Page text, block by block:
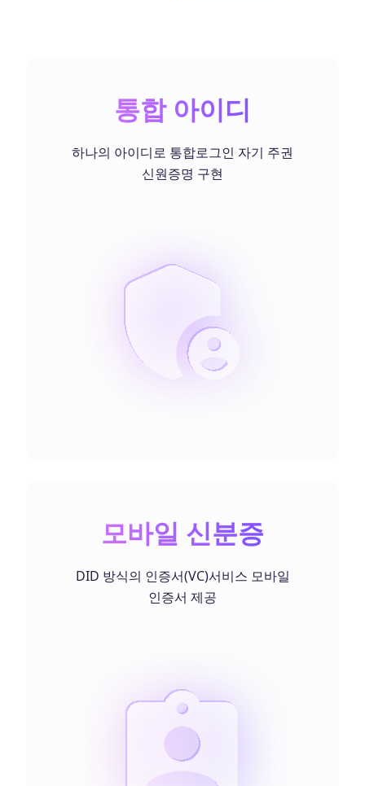
통합 아이디
하나의 아이디로 통합로그인 자기 주권
신원증명 구현
모바일 신분증
DID 방식의 인증서(VC)서비스 모바일
인증서 제공